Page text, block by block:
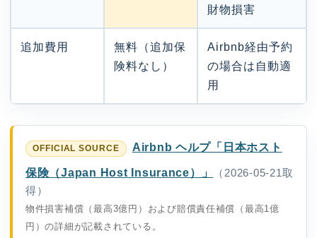
財物損害
追加費用
無料（追加保
険料なし）
Airbnb経由予約
の場合は自動適
用
Airbnb ヘルプ「日本ホスト
保険（Japan Host Insurance）」
（2026-05-21取
得）
物件損害補償（最高3億円）および賠償責任補償（最高1億
円）の詳細が記載されている。